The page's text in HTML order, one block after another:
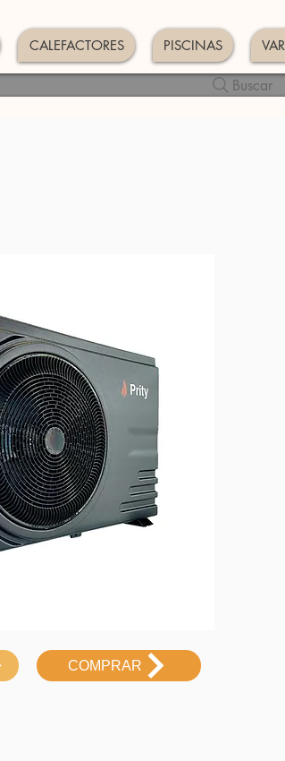
CALEFACTORES PISCINAS
Buscar
COMPRAR